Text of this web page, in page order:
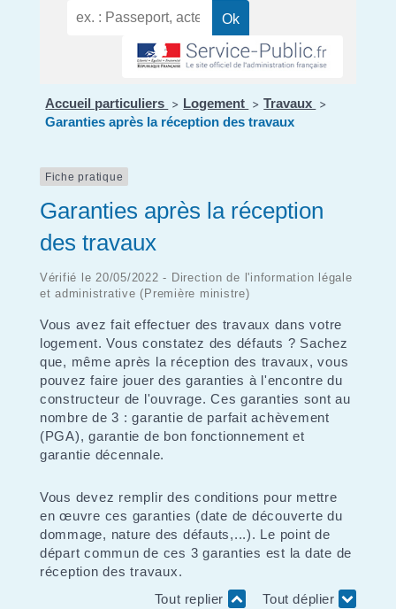
Accueil particuliers > Logement > Travaux >
Garanties après la réception des travaux
Fiche pratique
Garanties après la réception
des travaux
Vérifié le 20/05/2022 - Direction de l'information légale
et administrative (Première ministre)
Vous avez fait effectuer des travaux dans votre
logement. Vous constatez des défauts ? Sachez
que, même après la réception des travaux, vous
pouvez faire jouer des garanties à l'encontre du
constructeur de l'ouvrage. Ces garanties sont au
nombre de 3 : garantie de parfait achèvement
(PGA), garantie de bon fonctionnement et
garantie décennale.
Vous devez remplir des conditions pour mettre
en œuvre ces garanties (date de découverte du
dommage, nature des défauts,...). Le point de
départ commun de ces 3 garanties est la date de
réception des travaux.
Tout replier
Tout déplier